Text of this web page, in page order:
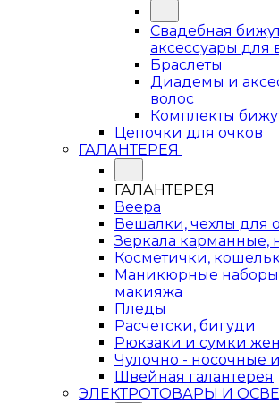
Свадебная
аксессуары для
Браслеты
Диадемы и
волос
Комплекты
Цепочки для очков
ГАЛАНТЕРЕЯ
ГАЛАНТЕРЕЯ
Веера
Вешалки, чехлы для
Зеркала карманные,
Косметички,
Маникюрные
макияжа
Пледы
Расчетски, бигуди
Рюкзаки и сумки
Чулочно - носочные
Швейная галантерея
ЭЛЕКТРОТОВАРЫ И